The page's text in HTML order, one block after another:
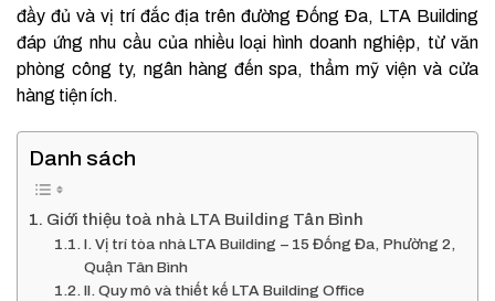
đầy đủ và vị trí đắc địa trên đường Đống Đa, LTA Building
đáp ứng nhu cầu của nhiều loại hình doanh nghiệp, từ văn
phòng công ty, ngân hàng đến spa, thẩm mỹ viện và cửa
hàng tiện ích.
Danh sách
Giới thiệu toà nhà LTA Building Tân Bình
I. Vị trí tòa nhà LTA Building – 15 Đống Đa, Phường 2,
Quận Tân Bình
II. Quy mô và thiết kế LTA Building Office